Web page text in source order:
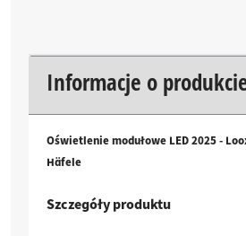
Informacje o
Oświetlenie modułowe LED 2025 -
Häfele
Szczegóły produktu